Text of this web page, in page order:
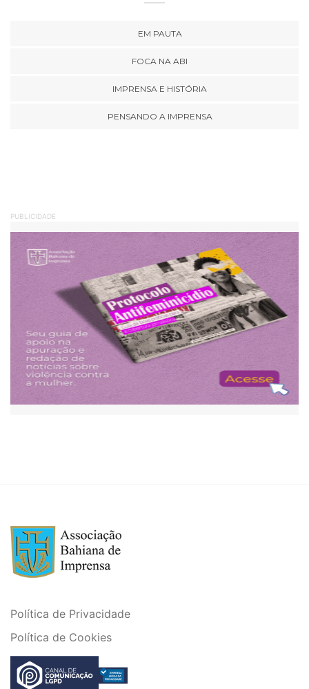
EM PAUTA
FOCA NA ABI
IMPRENSA E HISTÓRIA
PENSANDO A IMPRENSA
PUBLICIDADE
Política de Privacidade
Política de Cookies